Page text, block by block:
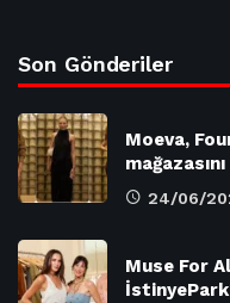
Son Gönderiler
Moeva,
24/06/
Muse For